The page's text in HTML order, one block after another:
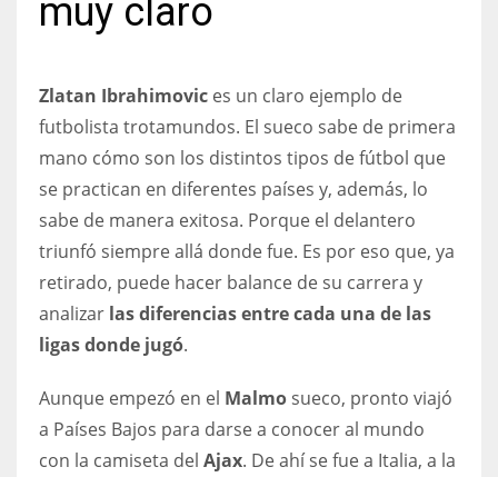
ATL
IND
MIN
DEN
24
PIT
20
muy claro
Zlatan Ibrahimovic es un claro ejemplo de
futbolista trotamundos. El sueco sabe de primera
mano cómo son los distintos tipos de fútbol que
se practican en diferentes países y, además, lo
sabe de manera exitosa. Porque el delantero
triunfó siempre allá donde fue. Es por eso que, ya
retirado, puede hacer balance de su carrera y
analizar las diferencias entre cada una de las
ligas donde jugó.
Aunque empezó en el Malmo sueco, pronto viajó
a Países Bajos para darse a conocer al mundo
con la camiseta del Ajax. De ahí se fue a Italia, a la